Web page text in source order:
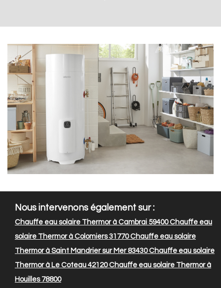
Nous intervenons également sur :
Chauffe eau solaire Thermor à Cambrai 59400Chauffe eau
solaire Thermor à Colomiers 31770Chauffe eau solaire
Thermor à Saint Mandrier sur Mer 83430Chauffe eau solaire
Thermor à Le Coteau 42120Chauffe eau solaire Thermor à
Houilles 78800